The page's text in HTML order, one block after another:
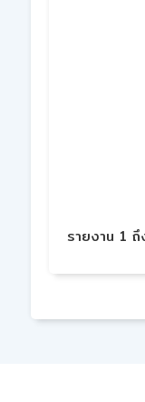
รายงาน 1